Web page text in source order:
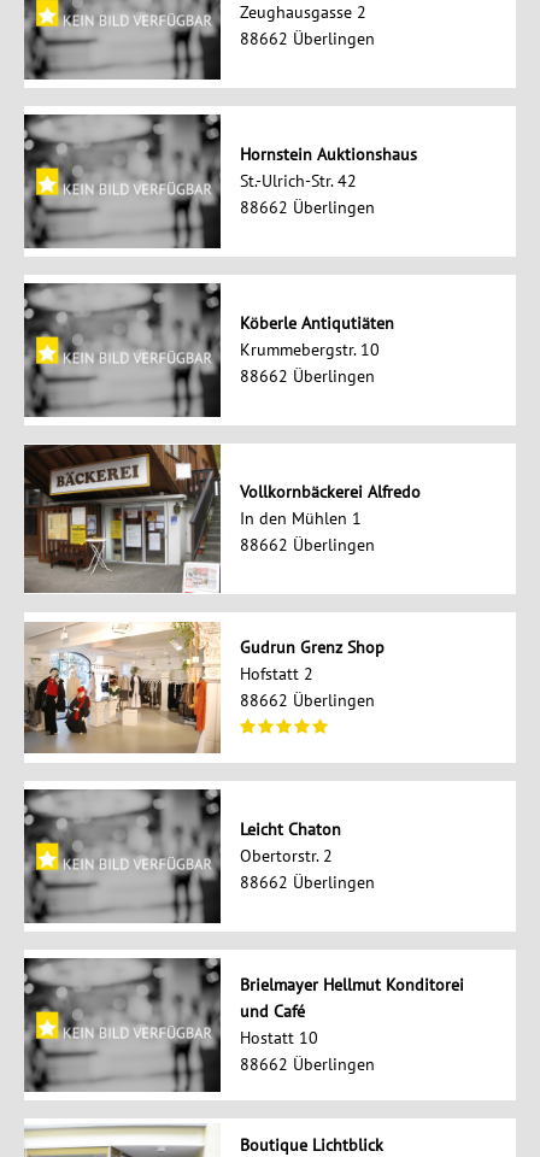
Zeughausgasse 2
88662 Überlingen
Hornstein Auktionshaus
St.-Ulrich-Str. 42
88662 Überlingen
Köberle Antiqutiäten
Krummebergstr. 10
88662 Überlingen
Vollkornbäckerei Alfredo
In den Mühlen 1
88662 Überlingen
Gudrun Grenz Shop
Hofstatt 2
88662 Überlingen
Leicht Chaton
Obertorstr. 2
88662 Überlingen
Brielmayer Hellmut Konditorei
und Café
Hostatt 10
88662 Überlingen
Boutique Lichtblick